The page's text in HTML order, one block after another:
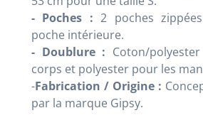
- Poches :2 poches
poche intérieure.
- Doublure : Coton/
corps et polyester pour les
-Fabrication / Origine :
par la marque Gipsy.